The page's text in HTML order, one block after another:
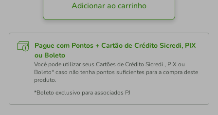
Adicionar ao carrinho
Pague com Pontos + Cartão de Crédito Sicredi, PIX
ou Boleto
Você pode utilizar seus Cartões de Crédito Sicredi , PIX ou
Boleto* caso não tenha pontos suficientes para a compra deste
produto.
*Boleto exclusivo para associados PJ